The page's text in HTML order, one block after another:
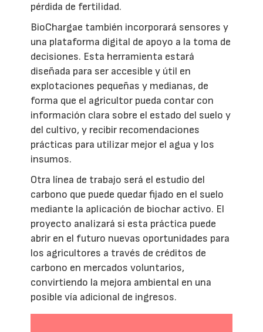
pérdida de fertilidad.
BioChargae también incorporará sensores y
una plataforma digital de apoyo a la toma de
decisiones. Esta herramienta estará
diseñada para ser accesible y útil en
explotaciones pequeñas y medianas, de
forma que el agricultor pueda contar con
información clara sobre el estado del suelo y
del cultivo, y recibir recomendaciones
prácticas para utilizar mejor el agua y los
insumos.
Otra línea de trabajo será el estudio del
carbono que puede quedar fijado en el suelo
mediante la aplicación de biochar activo. El
proyecto analizará si esta práctica puede
abrir en el futuro nuevas oportunidades para
los agricultores a través de créditos de
carbono en mercados voluntarios,
convirtiendo la mejora ambiental en una
posible vía adicional de ingresos.